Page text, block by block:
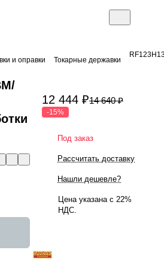
и оправки Токарные державки
12 444 ₽14 640 ₽
-15%
Под заказ
Рассчитать доставку
Нашли дешевле?
Цена указана с 22%
НДС.